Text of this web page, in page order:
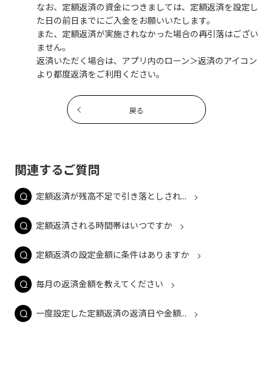
なお、定額返済の資金につきましては、定額返済を設定し
た日の前日までにご入金をお願いいたします。
また、定額返済が実施されなかった場合の再引落はござい
ません。
返済いただく場合は、アプリ内のローン＞返済のアイコン
より都度返済をご利用ください。
戻る
関連するご質問
定額返済が残高不足で引き落としされ...
定額返済される時間帯はいつですか
定額返済の設定金額に条件はありますか
毎月の返済金額を教えてください
一度設定した定額返済の返済日や金額...